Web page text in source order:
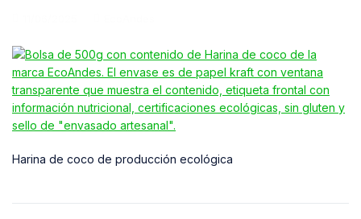
Harina de coco de producción ecológica